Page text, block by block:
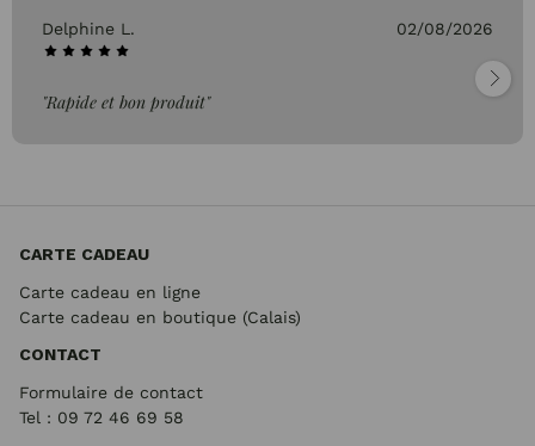
Delphine L. 02/08/2026
"Rapide et bon produit"
CARTE CADEAU
Carte cadeau en ligne
Carte cadeau en boutique (Calais)
CONTACT
Formulaire de contact
Tel : 09 72 46 69 58